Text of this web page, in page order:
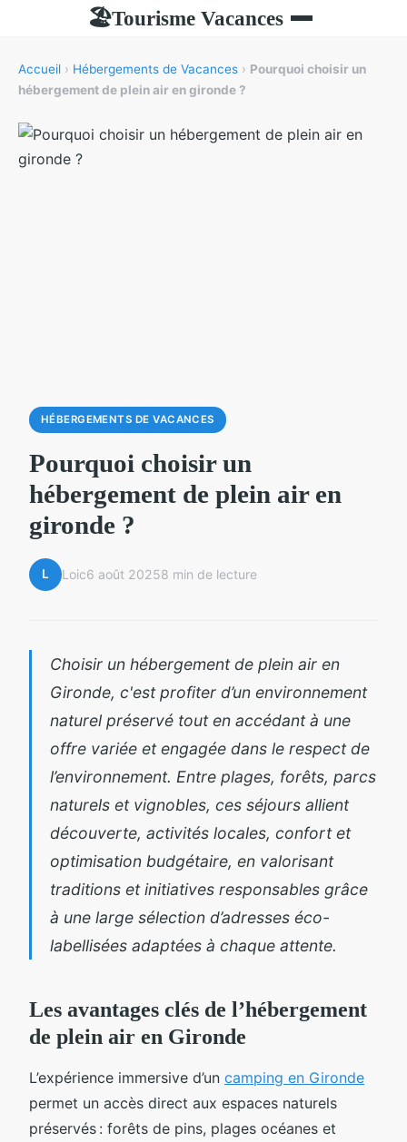
🏖Tourisme Vacances
Accueil › Hébergements de Vacances › Pourquoi choisir un
hébergement de plein air en gironde ?
HÉBERGEMENTS DE VACANCES
Pourquoi choisir un
hébergement de plein air en
gironde ?
L Loic6 août 20258 min de lecture
Choisir un hébergement de plein air en
Gironde, c'est profiter d’un environnement
naturel préservé tout en accédant à une
offre variée et engagée dans le respect de
l’environnement. Entre plages, forêts, parcs
naturels et vignobles, ces séjours allient
découverte, activités locales, confort et
optimisation budgétaire, en valorisant
traditions et initiatives responsables grâce
à une large sélection d’adresses éco-
labellisées adaptées à chaque attente.
Les avantages clés de l’hébergement
de plein air en Gironde
L’expérience immersive d’un camping en Gironde
permet un accès direct aux espaces naturels
préservés : forêts de pins, plages océanes et